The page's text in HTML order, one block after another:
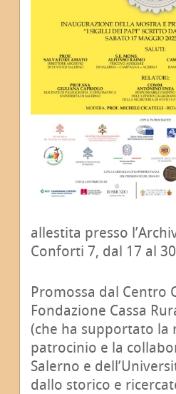
allestita presso
Conforti 7, dal 17 al
Promossa dal Centro
Fondazione Cassa
(che ha supportato la
patrocinio e la
Salerno e
dallo storico e